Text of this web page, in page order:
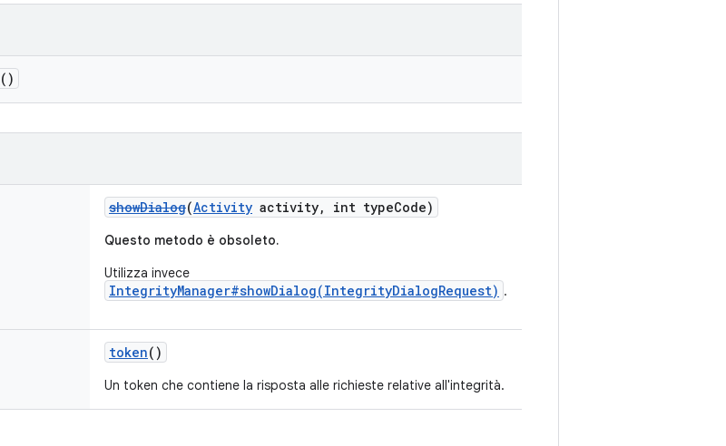
()
showDialog(Activity activity, int typeCode)
Questo metodo è obsoleto.
Utilizza invece
IntegrityManager#showDialog(IntegrityDialogRequest) .
token()
Un token che contiene la risposta alle richieste relative all'integrità.